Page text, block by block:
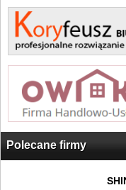
Polecane firmy